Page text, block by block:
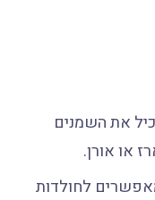
את השמנים
או אורן.
לחולדות